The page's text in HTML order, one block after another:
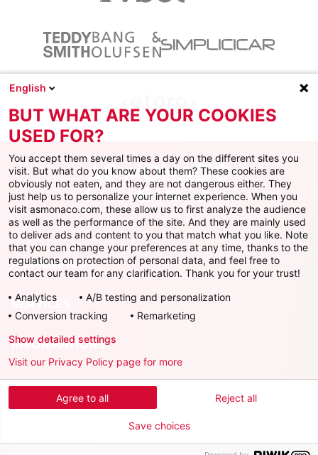
Facebook
X Instagram
YoutubeTikTokTwitch
AS MONACO
SERVICES
INFORMATIONS
Télécharger l'AS Monaco App
English
BUT WHAT ARE YOUR COOKIES
USED FOR?
You accept them several times a day on the different sites you
visit. But what do you know about them? These cookies are
obviously not eaten, and they are not dangerous either. They
just help us to personalize your internet experience. When you
visit asmonaco.com, these allow us to first analyze the audience
as well as the performance of the site. And they are mainly used
to deliver ads and content to you that match what you like. Note
that you can change your preferences at any time, thanks to the
regulations on protection of personal data, and feel free to
contact our team for any clarification. Thank you for your trust!
Analytics
A/B testing and personalization
Conversion tracking
Remarketing
Agree to all Reject all
Show detailed settings
Visit our Privacy Policy page for more
Save choices